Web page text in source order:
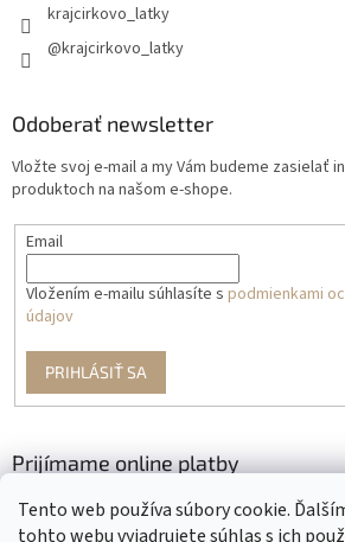
Tento web používa súbory cookie.
tohto webu vyjadrujete súhlas s ich
krajcirkovo_latky
@krajcirkovo_latky
Odoberať newsletter
Vložte svoj e-mail a my Vám budeme zasielať
produktoch na našom e-shope.
Email
Vložením e-mailu súhlasíte s podmienkami
údajov
PRIHLÁSIŤ SA
Prijímame online platby